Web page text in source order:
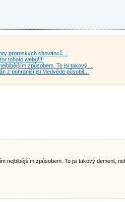
proruských chovanců…
tohoto webu!!!!
způsobem. To jsi takový…
z pohraničí jsi Medvěde působil…
nejblbějším způsobem. To jsi takový dement,